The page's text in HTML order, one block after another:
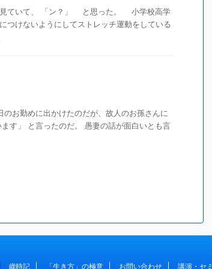
見ていて、 「ン？」 と思った。 小学校高学
つけないようにしてストレッチ運動をしている
お勤めに出かけたのだが、故人のお孫さんに
す」 と言ったのだ。 愚妻の話が面白いとも言
歳時記 「生き方」の極意 お問い合わせ 講演・セ